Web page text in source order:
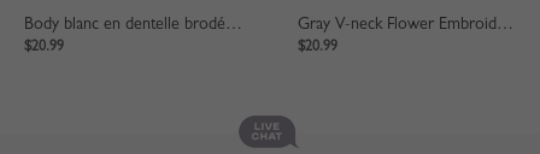
Body blanc en dentelle brodée de fleurs à col en V
$20.99
Gray V-neck Flower Embroidery Lace Bodysuit
$20.99